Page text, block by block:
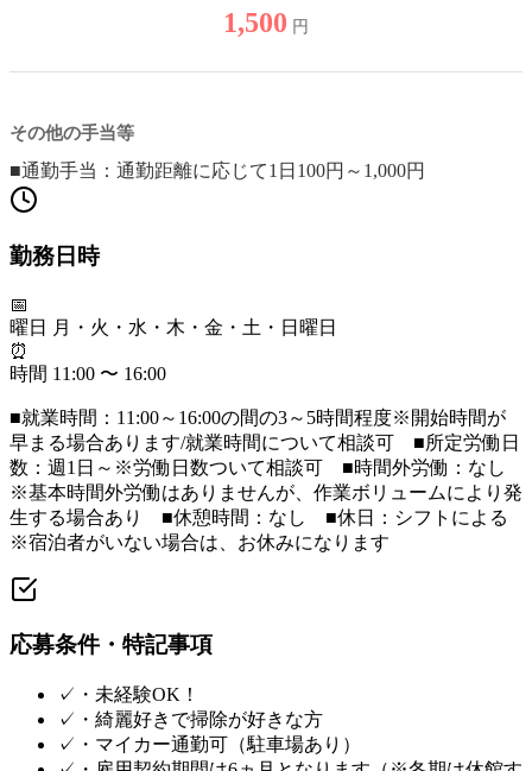
1,500 円
その他の手当等
■通勤手当：通勤距離に応じて1日100円～1,000円
勤務日時
📅
曜日
月・火・水・木・金・土・日曜日
⏰
時間 11:00 〜 16:00
■就業時間：11:00～16:00の間の3～5時間程度※開始時間が
早まる場合あります/就業時間について相談可 ■所定労働日
数：週1日～※労働日数ついて相談可 ■時間外労働：なし
※基本時間外労働はありませんが、作業ボリュームにより発
生する場合あり ■休憩時間：なし ■休日：シフトによる
※宿泊者がいない場合は、お休みになります
応募条件・特記事項
✓ ・未経験OK！
✓ ・綺麗好きで掃除が好きな方
✓ ・マイカー通勤可（駐車場あり）